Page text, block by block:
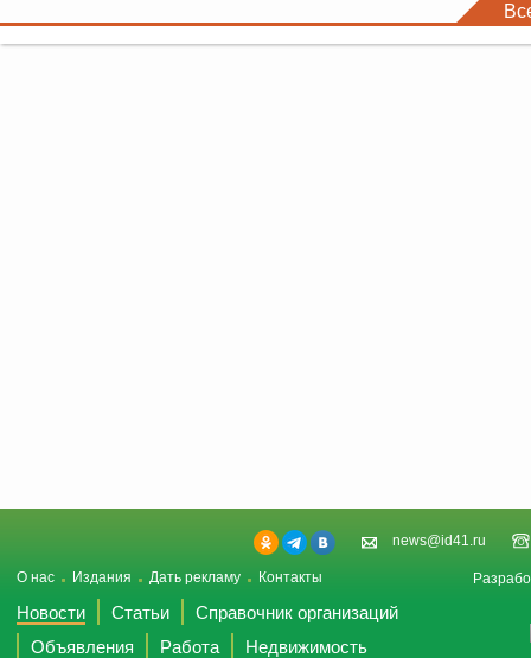
news@id41.ru
О нас Издания Дать рекламу Контакты
Новости Статьи
Справочник организаций
Объявления
Работа
Недвижимость